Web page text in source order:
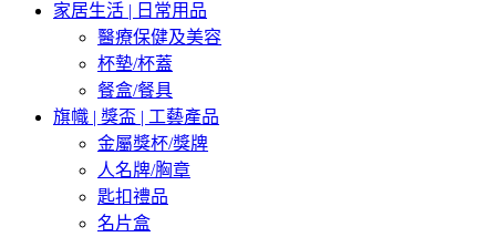
家居生活 | 日常用品
醫療保健及美容
杯墊/杯蓋
餐盒/餐具
旗幟 | 獎盃 | 工藝產品
金屬獎杯/獎牌
人名牌/胸章
匙扣禮品
名片盒